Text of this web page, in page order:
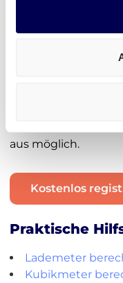
Unabhängig von
aus möglich.
Kostenlos
Praktische
Lademeter
Kubikmeter